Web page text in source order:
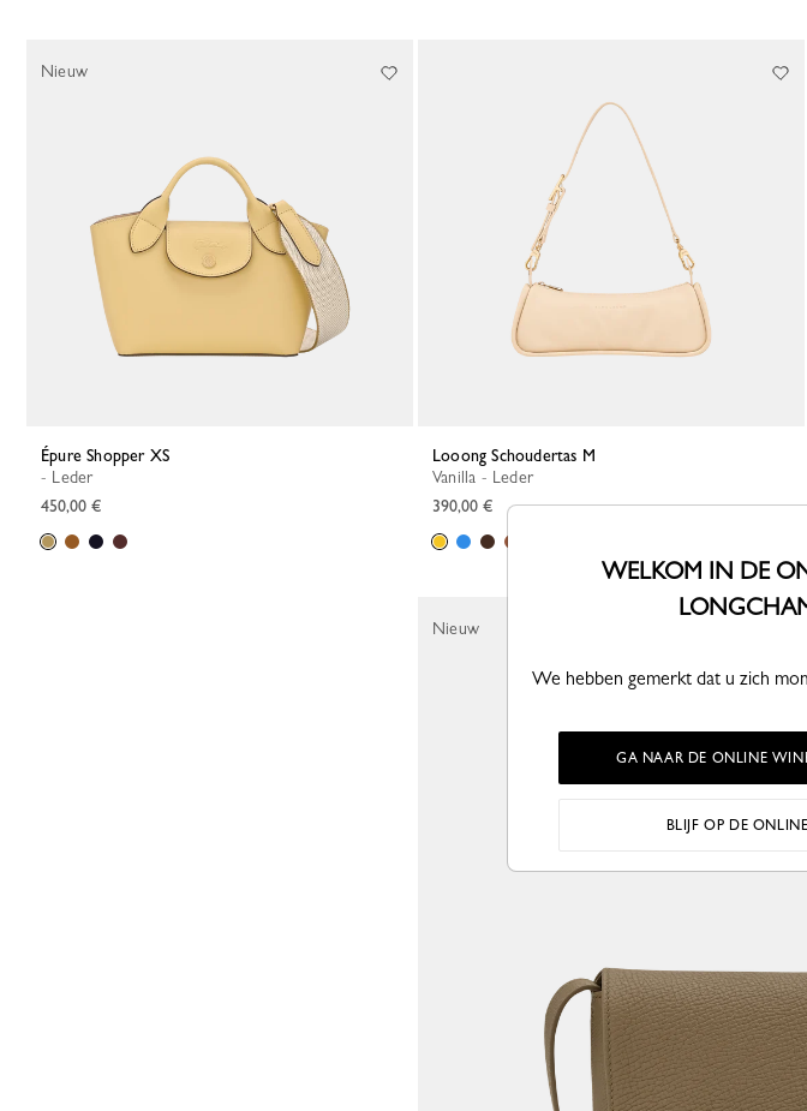
Épure Shopper XS
- Leder
450,00 €
Nieuw
Looong Schoudertas M
Vanilla - Leder
390,00 €
Nieuw
WELKOM IN DE
We hebben gemerkt dat u zich
GA NAAR DE ONLINE
BLIJF OP DE